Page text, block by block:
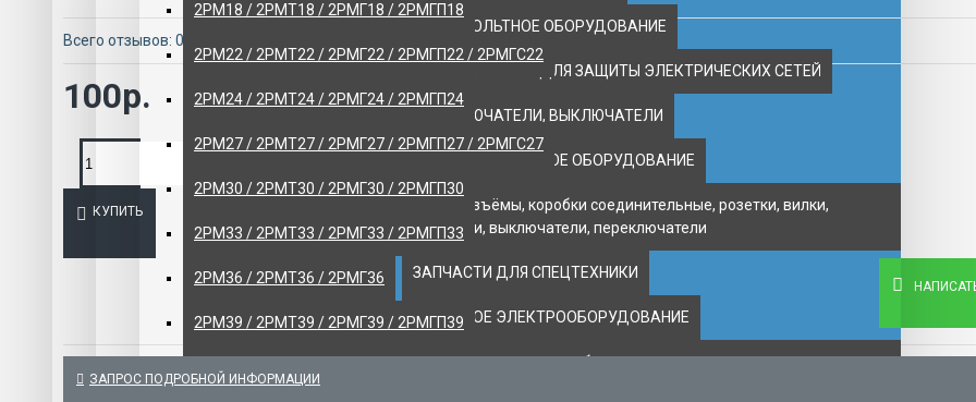
НИЗКОВОЛЬТНОЕ ОБОРУДОВАНИЕ
ОБОРУДОВАНИЕ ДЛЯ ЗАЩИТЫ ЭЛЕКТРИЧЕСКИХ СЕТЕЙ
ПЕРЕКЛЮЧАТЕЛИ, ВЫКЛЮЧАТЕЛИ
ПРОТИВОПОЖАРНОЕ ОБОРУДОВАНИЕ
МГА - разъёмы, коробки соединительные, розетки, вилки,
штепсели, выключатели, переключатели
ЗАПЧАСТИ ДЛЯ СПЕЦТЕХНИКИ
КРАНОВОЕ ЭЛЕКТРООБОРУДОВАНИЕ
Авиационное электрооборудование и автоматика складского
2РМ18 / 2РМТ18 / 2РМГ18 / 2РМГП18
2РМ22 / 2РМТ22 / 2РМГ22 / 2РМГП22 / 2РМГС22
2РМ24 / 2РМТ24 / 2РМГ24 / 2РМГП24
2РМ27 / 2РМТ27 / 2РМГ27 / 2РМГП27 / 2РМГС27
2РМ30 / 2РМТ30 / 2РМГ30 / 2РМГП30
2РМ33 / 2РМТ33 / 2РМГ33 / 2РМГП33
2РМ36 / 2РМТ36 / 2РМГ36
2РМ39 / 2РМТ39 / 2РМГ39 / 2РМГП39
2РМ42 / 2РМТ42 / 2РМГ42 / 2РМГП42 / 2РМГС42
Всего отзывов: 0
100р.
КУПИТЬ
ЗАПРОС ПОДРОБНОЙ ИНФОРМАЦИИ